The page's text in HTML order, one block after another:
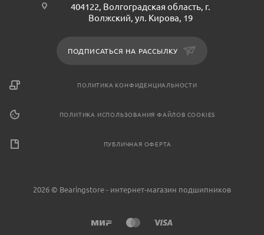
404122, Волгоградская область, г.
Волжский, ул. Кирова, 19
ПОДПИСАТЬСЯ НА РАССЫЛКУ
ПОЛИТИКА КОНФИДЕНЦИАЛЬНОСТИ
ПОЛИТИКА ИСПОЛЬЗОВАНИЯ ФАЙЛОВ COOKIES
ПУБЛИЧНАЯ ОФЕРТА
2026 © Bearingstore - интернет-магазин подшипников